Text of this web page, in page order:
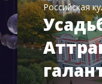
Российская